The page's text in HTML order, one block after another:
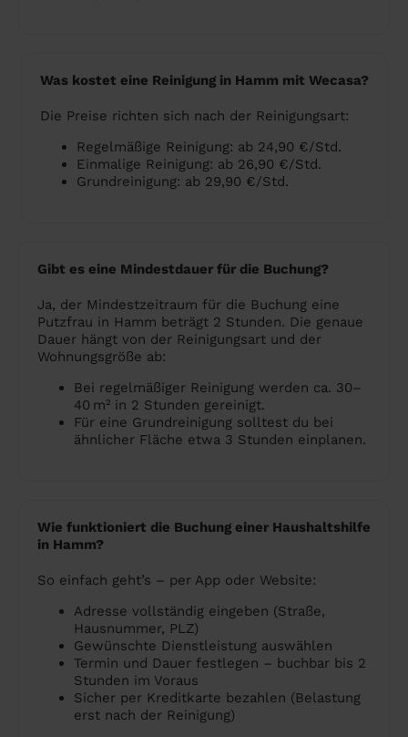
Was kostet eine Reinigung in Hamm mit Wecasa?
Die Preise richten sich nach der Reinigungsart:
Regelmäßige Reinigung: ab 24,90 €/Std.
Einmalige Reinigung: ab 26,90 €/Std.
Grundreinigung: ab 29,90 €/Std.
Gibt es eine Mindestdauer für die Buchung?
Ja, der Mindestzeitraum für die Buchung eine
Putzfrau in Hamm beträgt 2 Stunden. Die genaue
Dauer hängt von der Reinigungsart und der
Wohnungsgröße ab:
Bei regelmäßiger Reinigung werden ca. 30–
40 m² in 2 Stunden gereinigt.
Für eine Grundreinigung solltest du bei
ähnlicher Fläche etwa 3 Stunden einplanen.
Wie funktioniert die Buchung einer Haushaltshilfe
in Hamm?
So einfach geht’s – per App oder Website:
Adresse vollständig eingeben (Straße,
Hausnummer, PLZ)
Gewünschte Dienstleistung auswählen
Termin und Dauer festlegen – buchbar bis 2
Stunden im Voraus
Sicher per Kreditkarte bezahlen (Belastung
erst nach der Reinigung)